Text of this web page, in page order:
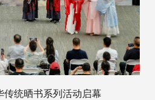
传统晒书系列活动启幕